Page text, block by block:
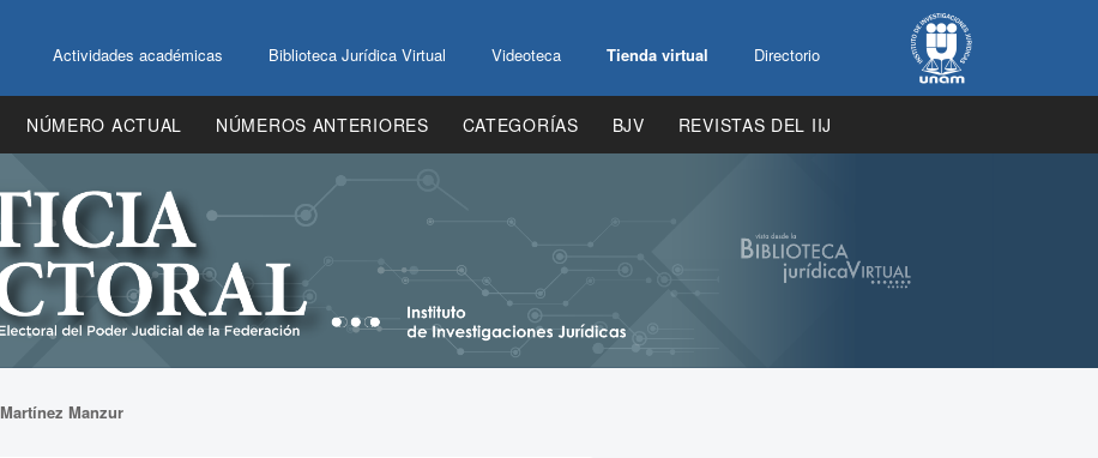
Actividades académicas Biblioteca Jurídica Virtual Videoteca Tienda virtual Directorio
NÚMERO ACTUAL NÚMEROS ANTERIORES CATEGORÍAS BJV REVISTAS DEL IIJ
Martínez Manzur